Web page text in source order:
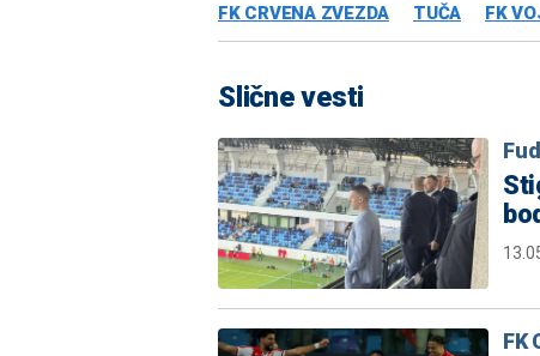
FK CRVENA ZVEZDA TUČA FK
Slične vesti
FK